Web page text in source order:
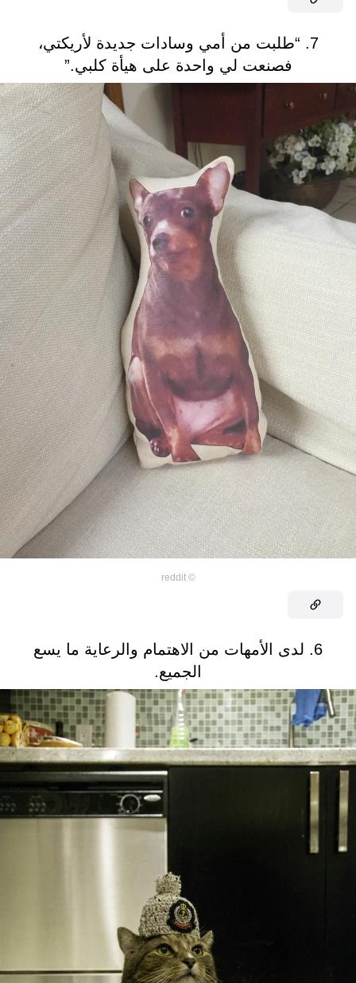
7. “طلبت من أمي وسادات جديدة لأريكتي،
فصنعت لي واحدة على هيأة كلبي.”
©
reddit
6. لدى الأمهات من الاهتمام والرعاية ما يسع
الجميع.